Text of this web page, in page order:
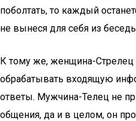
поболтать, то каждый
не вынеся для себя из
К тому же, женщина-Стрелец
обрабатывать входящую
ответы. Мужчина-Телец не
общения, да и в целом, он